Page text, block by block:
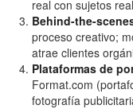
real con sujetos
Behind-the-
proceso creativo;
atrae clientes
Plataformas de
Format.com
fotografía